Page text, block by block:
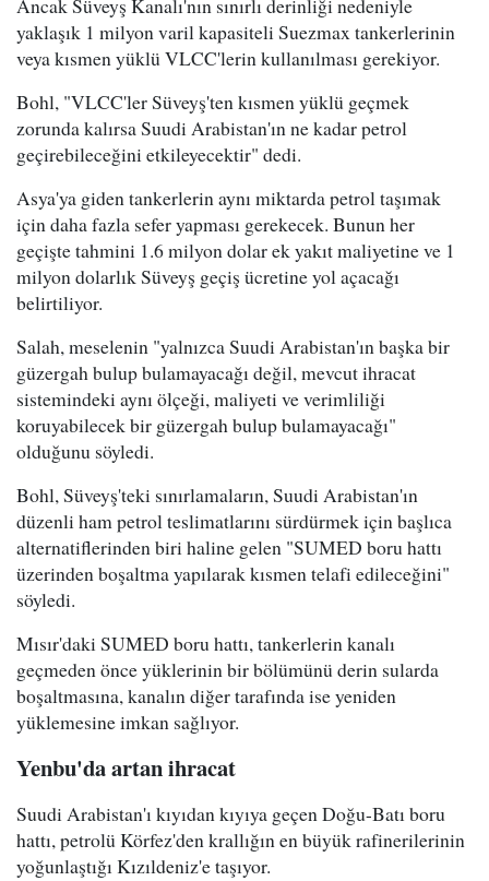
Ancak Süveyş Kanalı'nın sınırlı derinliği nedeniyle
yaklaşık 1 milyon varil kapasiteli Suezmax tankerlerinin
veya kısmen yüklü VLCC'lerin kullanılması gerekiyor.
Bohl, "VLCC'ler Süveyş'ten kısmen yüklü geçmek
zorunda kalırsa Suudi Arabistan'ın ne kadar petrol
geçirebileceğini etkileyecektir" dedi.
Asya'ya giden tankerlerin aynı miktarda petrol taşımak
için daha fazla sefer yapması gerekecek. Bunun her
geçişte tahmini 1.6 milyon dolar ek yakıt maliyetine ve 1
milyon dolarlık Süveyş geçiş ücretine yol açacağı
belirtiliyor.
Salah, meselenin "yalnızca Suudi Arabistan'ın başka bir
güzergah bulup bulamayacağı değil, mevcut ihracat
sistemindeki aynı ölçeği, maliyeti ve verimliliği
koruyabilecek bir güzergah bulup bulamayacağı"
olduğunu söyledi.
Bohl, Süveyş'teki sınırlamaların, Suudi Arabistan'ın
düzenli ham petrol teslimatlarını sürdürmek için başlıca
alternatiflerinden biri haline gelen "SUMED boru hattı
üzerinden boşaltma yapılarak kısmen telafi edileceğini"
söyledi.
Mısır'daki SUMED boru hattı, tankerlerin kanalı
geçmeden önce yüklerinin bir bölümünü derin sularda
boşaltmasına, kanalın diğer tarafında ise yeniden
yüklemesine imkan sağlıyor.
Yenbu'da artan ihracat
Suudi Arabistan'ı kıyıdan kıyıya geçen Doğu-Batı boru
hattı, petrolü Körfez'den krallığın en büyük rafinerilerinin
yoğunlaştığı Kızıldeniz'e taşıyor.